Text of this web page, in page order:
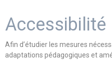
Accessibilité
Afin d’étudier les mesures
adaptations pédagogiques et